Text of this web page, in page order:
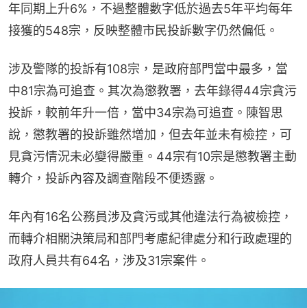
年同期上升6%，不過整體數字低於過去5年平均每年
接獲的548宗，反映整體市民投訴數字仍然偏低。
涉及警隊的投訴有108宗，是政府部門當中最多，當
中81宗為可追查。其次為懲教署，去年錄得44宗貪污
投訴，較前年升一倍，當中34宗為可追查。陳智思
說，懲教署的投訴雖然增加，但去年並未有檢控，可
見貪污情況未必變得嚴重。44宗有10宗是懲教署主動
轉介，投訴內容及調查階段不便透露。
年內有16名公務員涉及貪污或其他違法行為被檢控，
而轉介相關決策局和部門考慮紀律處分和行政處理的
政府人員共有64名，涉及31宗案件。